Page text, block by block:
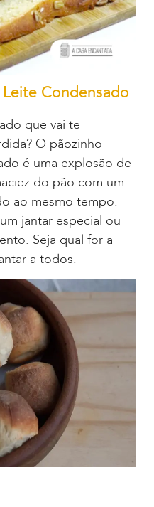
Condensado
que vai te
O pãozinho
é uma explosão de
do pão com um
ao mesmo tempo.
jantar especial ou
Seja qual for a
a todos.